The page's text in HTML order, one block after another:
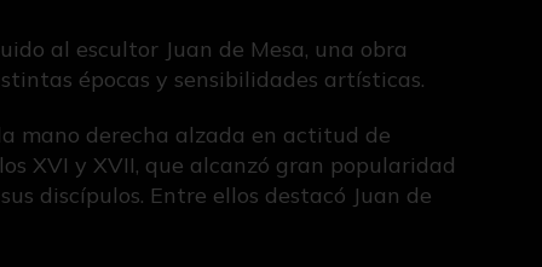
al escultor Juan de Mesa, una obra
épocas y sensibilidades artísticas.
mano derecha alzada en actitud de
XVI y XVII, que alcanzó gran popularidad
discípulos. Entre ellos destacó Juan de